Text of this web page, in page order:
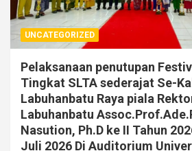
UNCATEGORIZED
Pelaksanaan penutupan
Tingkat SLTA sederajat Se-
Labuhanbatu Raya piala
Labuhanbatu
Nasution, Ph.D ke II Tahun
Juli 2026 Di Auditorium